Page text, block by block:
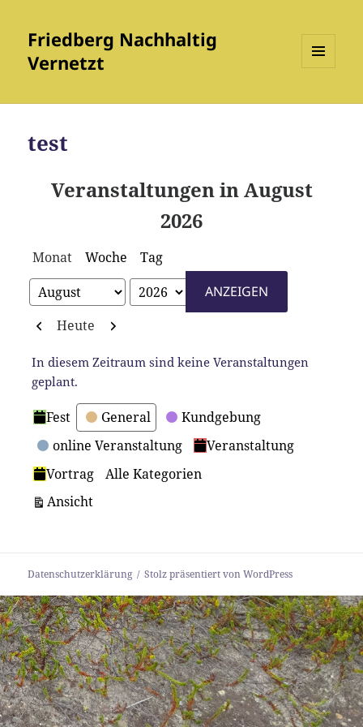
Friedberg Nachhaltig
Vernetzt
WIDGETS
test
Veranstaltungen in August
2026
Monat Woche Tag
Monat
Jahr
Zurück
Heute Weiter
In diesem Zeitraum sind keine Veranstaltungen
geplant.
Kategorien
Fest General
Kundgebung
online Veranstaltung
Veranstaltung
Vortrag
Alle Kategorien
Ansichtausdrucken
Datenschutzerklärung Stolz präsentiert von WordPress